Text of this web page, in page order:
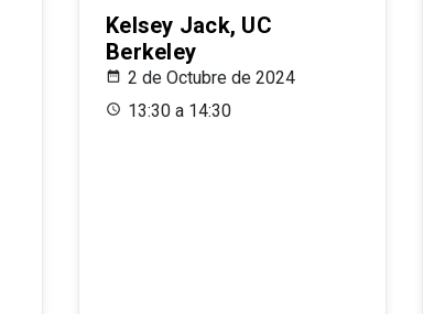
Kelsey Jack, UC
Berkeley
2 de Octubre de 2024
13:30 a 14:30